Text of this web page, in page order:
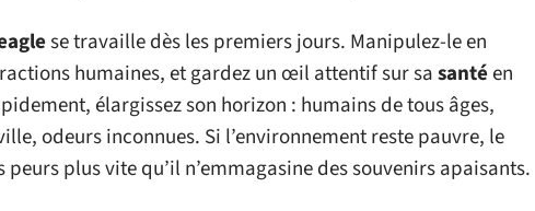
se travaille dès les premiers jours. Manipulez-le en
humaines, et gardez un œil attentif sur sasantéen
élargissez son horizon : humains de tous âges,
odeurs inconnues. Si l’environnement reste pauvre, le
peurs plus vite qu’il n’emmagasine des souvenirs apaisants.